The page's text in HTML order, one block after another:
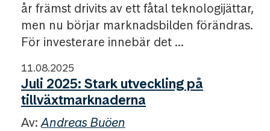
år främst drivits av ett fåtal teknologijättar,
men nu börjar marknadsbilden förändras.
För investerare innebär det ...
11.08.2025
Juli 2025: Stark utveckling på
tillväxtmarknaderna
Av:Andreas Buöen